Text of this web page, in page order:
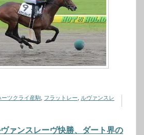
ーツクライ産駒 フラットレー
ルヴァンスレ
ヴァンスレーヴ快勝、ダート界の